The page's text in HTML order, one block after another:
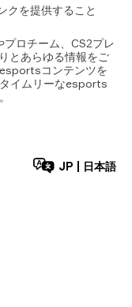
クを提供すること
ロチーム、CS2プレ
とあらゆる情報をご
コンテンツを
イムリーなesports
JP 日本語